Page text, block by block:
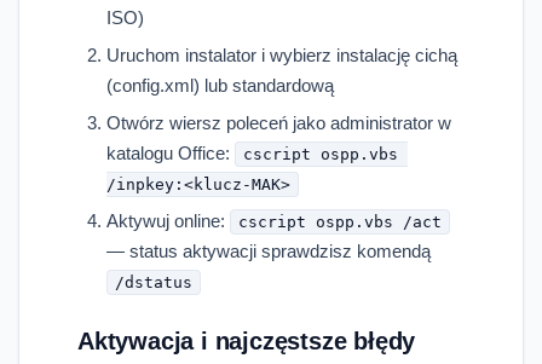
ISO)
Uruchom instalator i wybierz instalację cichą
(config.xml) lub standardową
Otwórz wiersz poleceń jako administrator w
katalogu Office:
cscript ospp.vbs
/inpkey:<klucz-MAK>
Aktywuj online: cscript ospp.vbs /act
— status aktywacji sprawdzisz komendą
/dstatus
Aktywacja i najczęstsze błędy